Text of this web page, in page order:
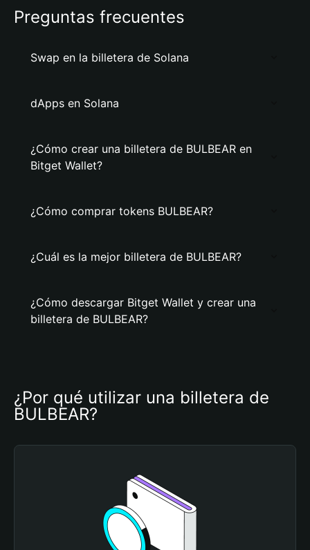
Preguntas frecuentes
Swap en la billetera de Solana
dApps en Solana
¿Cómo crear una billetera de BULBEAR en
Bitget Wallet?
¿Cómo comprar tokens BULBEAR?
¿Cuál es la mejor billetera de BULBEAR?
¿Cómo descargar Bitget Wallet y crear una
billetera de BULBEAR?
¿Por qué utilizar una billetera de
BULBEAR?